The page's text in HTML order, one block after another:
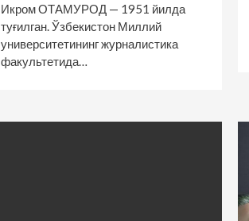
Икром ОТАМУРОД — 1951 йилда
туғилган. Ўзбекистон Миллий
университетининг журналистика
факультетида…